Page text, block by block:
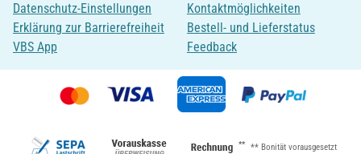
Datenschutz-Einstellungen
Erklärung zur Barrierefreiheit
VBS App
Kontaktmöglichkeiten
Bestell- und Lieferstatus
Feedback
** ** Bonität vorausgesetzt